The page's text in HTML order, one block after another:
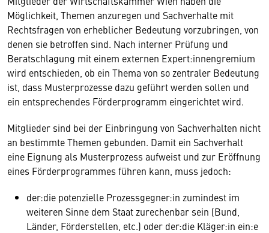
Möglichkeit, Themen anzuregen und Sachverhalte mit
Rechtsfragen von erheblicher Bedeutung vorzubringen, von
denen sie betroffen sind. Nach interner Prüfung und
Beratschlagung mit einem externen Expert:innengremium
wird entschieden, ob ein Thema von so zentraler Bedeutung
ist, dass Musterprozesse dazu geführt werden sollen und
ein entsprechendes Förderprogramm eingerichtet wird.
Mitglieder sind bei der Einbringung von Sachverhalten nicht
an bestimmte Themen gebunden. Damit ein Sachverhalt
eine Eignung als Musterprozess aufweist und zur Eröffnung
eines Förderprogrammes führen kann, muss jedoch:
der:die potenzielle Prozessgegner:in zumindest im
weiteren Sinne dem Staat zurechenbar sein (Bund,
Länder, Förderstellen, etc.) oder der:die Kläger:in ein:e